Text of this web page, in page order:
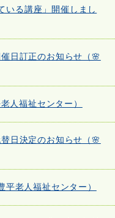
いる講座」開催しまし
日訂正のお知らせ（🌸
人福祉センター）
日決定のお知らせ（🌸
老人福祉センター）